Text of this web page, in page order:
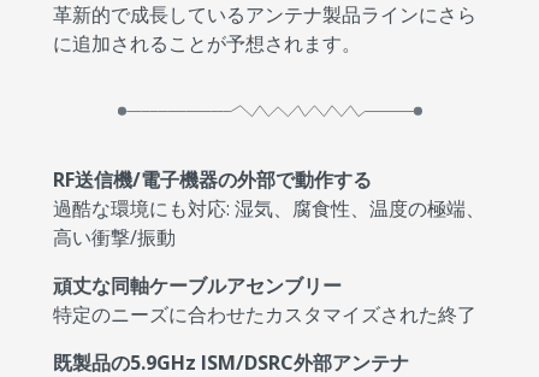
革新的で成長しているアンテナ製品ラインにさら
に追加されることが予想されます。
RF送信機/電子機器の外部で動作する
過酷な環境にも対応: 湿気、腐食性、温度の極端、
高い衝撃/振動
頑丈な同軸ケーブルアセンブリー
特定のニーズに合わせたカスタマイズされた終了
既製品の5.9GHz ISM/DSRC外部アンテナ